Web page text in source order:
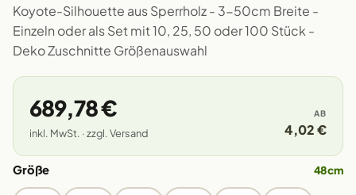
Koyote-Silhouette aus Sperrholz - 3-50cm Breite -
Einzeln oder als Set mit 10, 25, 50 oder 100 Stück -
Deko Zuschnitte Größenauswahl
689,78 €
inkl. MwSt. · zzgl. Versand
AB
4,02 €
Größe 48cm